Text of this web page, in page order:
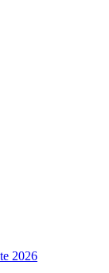
2026